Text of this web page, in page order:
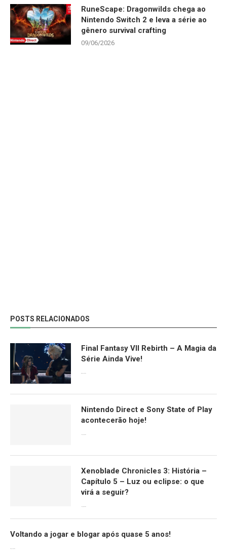
RuneScape: Dragonwilds chega ao
Nintendo Switch 2 e leva a série ao
gênero survival crafting
09/06/2026
POSTS RELACIONADOS
Final Fantasy VII Rebirth – A Magia da
Série Ainda Vive!
Nintendo Direct e Sony State of Play
acontecerão hoje!
Xenoblade Chronicles 3: História –
Capítulo 5 – Luz ou eclipse: o que
virá a seguir?
Voltando a jogar e blogar após quase 5 anos!